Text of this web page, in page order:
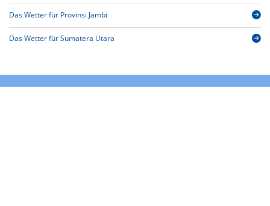
Das Wetter für Provinsi Jambi
Das Wetter für Sumatera Utara